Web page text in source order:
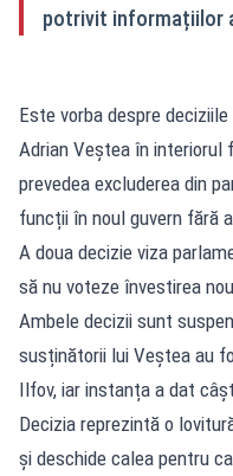
potrivit informațiilor
Este vorba despre
Adrian Veștea în interiorul
prevedea excluderea din
funcții în noul guvern fără
A doua decizie viza
să nu voteze învestirea
Ambele decizii sunt
susținătorii lui Veștea au
Ilfov, iar instanța a dat
Decizia reprezintă o
și deschide calea pentru